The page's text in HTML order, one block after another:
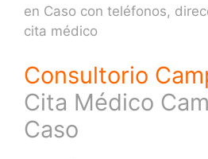
en Caso con teléfonos,
cita médico
Consultorio
Cita Médico
Caso